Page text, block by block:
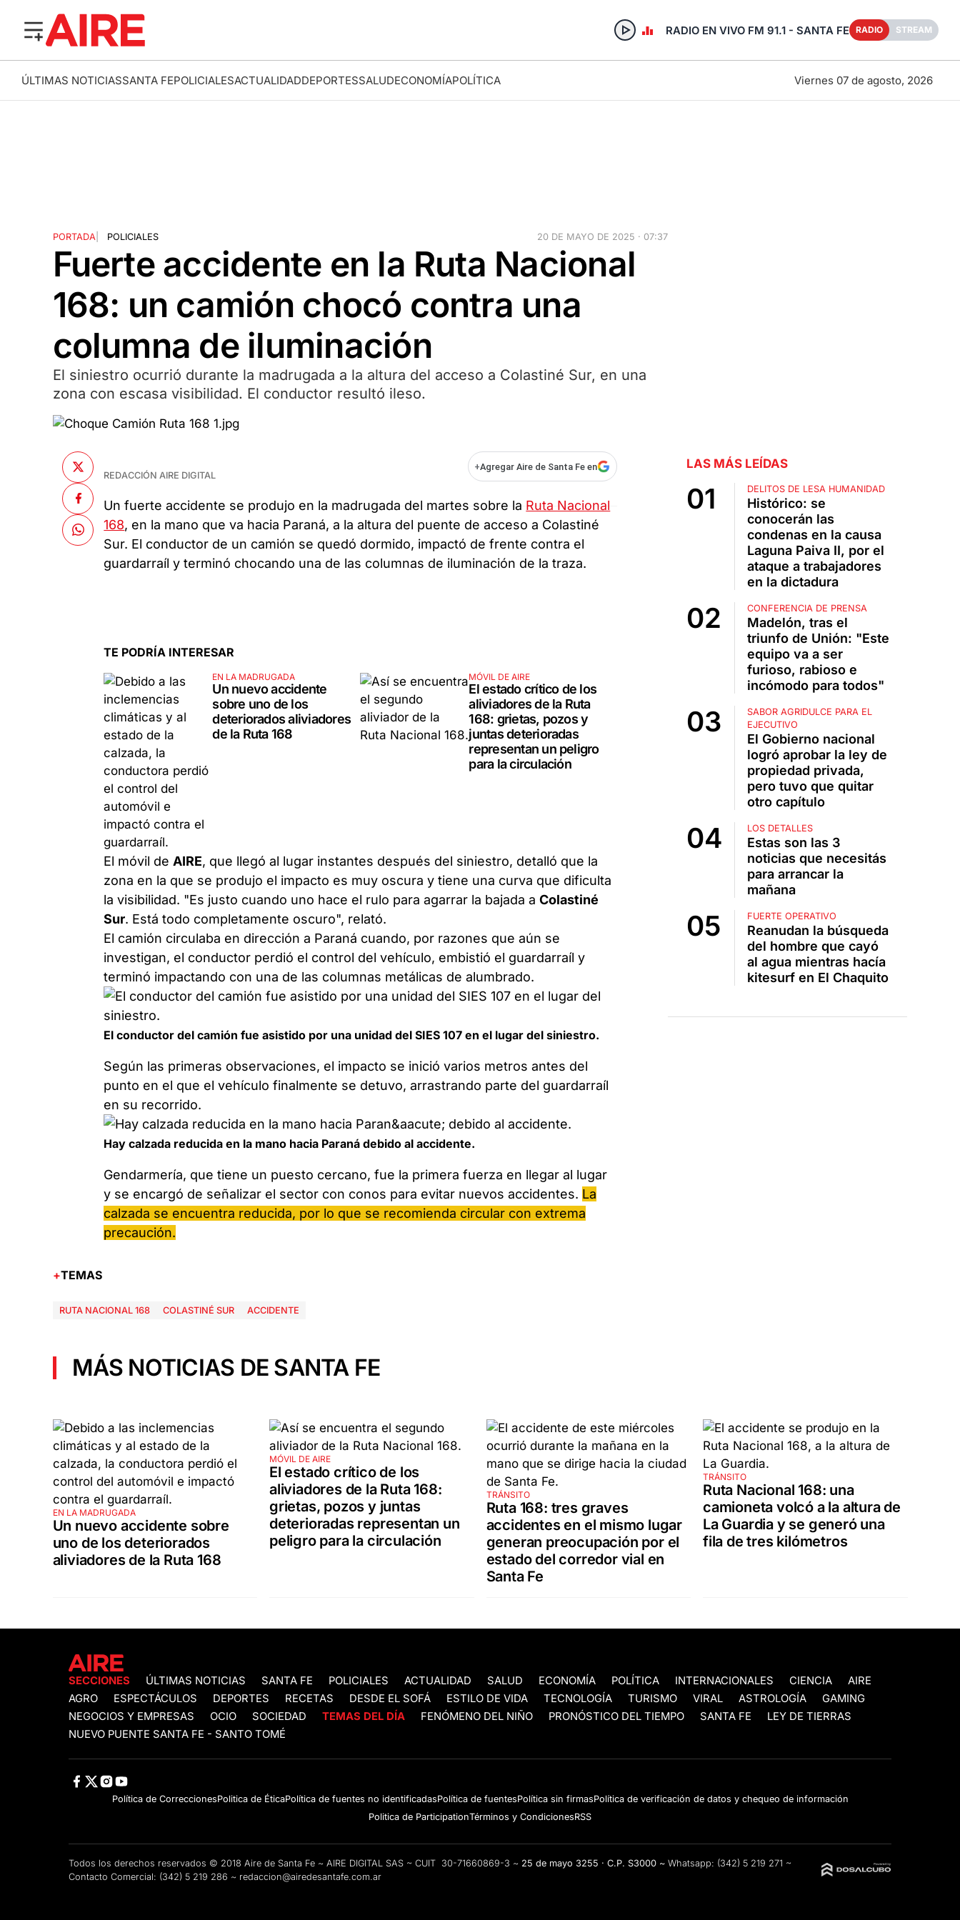
RADIO EN VIVO FM 91.1 - SANTA FE RADIO STREAM
ÚLTIMAS NOTICIASSANTA FEPOLICIALESACTUALIDADDEPORTESSALUDECONOMÍAPOLÍTICA Viernes 07 de agosto, 2026
PORTADA| POLICIALES 20 DE MAYO DE 2025 · 07:37
Fuerte accidente en la Ruta Nacional
168: un camión chocó contra una
columna de iluminación
El siniestro ocurrió durante la madrugada a la altura del acceso a Colastiné Sur, en una
zona con escasa visibilidad. El conductor resultó ileso.
REDACCIÓN AIRE DIGITAL
+Agregar Aire de Santa Fe en
Un fuerte accidente se produjo en la madrugada del martes sobre la Ruta Nacional
168, en la mano que va hacia Paraná, a la altura del puente de acceso a Colastiné
Sur. El conductor de un camión se quedó dormido, impactó de frente contra el
guardarraíl y terminó chocando una de las columnas de iluminación de la traza.
TE PODRÍA INTERESAR
EN LA MADRUGADA
Un nuevo accidente
sobre uno de los
deteriorados aliviadores
de la Ruta 168
MÓVIL DE AIRE
El estado crítico de los
aliviadores de la Ruta
168: grietas, pozos y
juntas deterioradas
representan un peligro
para la circulación
El móvil de AIRE, que llegó al lugar instantes después del siniestro, detalló que la
zona en la que se produjo el impacto es muy oscura y tiene una curva que dificulta
la visibilidad. "Es justo cuando uno hace el rulo para agarrar la bajada aColastiné
Sur. Está todo completamente oscuro", relató.
El camión circulaba en dirección a Paraná cuando, por razones que aún se
investigan, el conductor perdió el control del vehículo, embistió el guardarraíl y
terminó impactando con una de las columnas metálicas de alumbrado.
El conductor del camión fue asistido por una unidad del SIES 107 en el lugar del siniestro.
Según las primeras observaciones, el impacto se inició varios metros antes del
punto en el que el vehículo finalmente se detuvo, arrastrando parte del guardarraíl
en su recorrido.
Hay calzada reducida en la mano hacia Paraná debido al accidente.
Gendarmería, que tiene un puesto cercano, fue la primera fuerza en llegar al lugar
y se encargó de señalizar el sector con conos para evitar nuevos accidentes. La
calzada se encuentra reducida, por lo que se recomienda circular con extrema
precaución.
LAS MÁS LEÍDAS
DELITOS DE LESA HUMANIDAD
Histórico: se
conocerán las
condenas en la causa
Laguna Paiva II, por el
ataque a trabajadores
en la dictadura
CONFERENCIA DE PRENSA
Madelón, tras el
triunfo de Unión: "Este
equipo va a ser
furioso, rabioso e
incómodo para todos"
SABOR AGRIDULCE PARA EL
EJECUTIVO
El Gobierno nacional
logró aprobar la ley de
propiedad privada,
pero tuvo que quitar
otro capítulo
LOS DETALLES
Estas son las 3
noticias que necesitás
para arrancar la
mañana
FUERTE OPERATIVO
Reanudan la búsqueda
del hombre que cayó
al agua mientras hacía
kitesurf en El Chaquito
TEMAS
RUTA NACIONAL 168 COLASTINÉ SUR ACCIDENTE
MÁS NOTICIAS DE SANTA FE
EN LA MADRUGADA
Un nuevo accidente sobre
uno de los deteriorados
aliviadores de la Ruta 168
MÓVIL DE AIRE
El estado crítico de los
aliviadores de la Ruta 168:
grietas, pozos y juntas
deterioradas representan un
peligro para la circulación
TRÁNSITO
Ruta 168: tres graves
accidentes en el mismo lugar
generan preocupación por el
estado del corredor vial en
Santa Fe
TRÁNSITO
Ruta Nacional 168: una
camioneta volcó a la altura de
La Guardia y se generó una
fila de tres kilómetros
SECCIONES ÚLTIMAS NOTICIAS SANTA FE POLICIALES ACTUALIDAD SALUD ECONOMÍA POLÍTICA INTERNACIONALES CIENCIA
AIRE
AGRO
ESPECTÁCULOS DEPORTES RECETAS DESDE EL SOFÁ ESTILO DE VIDA TECNOLOGÍA TURISMO VIRAL ASTROLOGÍA
GAMING
NEGOCIOS Y EMPRESAS
OCIO SOCIEDAD TEMAS DEL DÍA FENÓMENO DEL NIÑO PRONÓSTICO DEL TIEMPO SANTA FE
LEY DE TIERRAS
NUEVO PUENTE SANTA FE - SANTO TOMÉ
Política de CorreccionesPolitica de ÉticaPolítica de fuentes no identificadasPolítica de fuentesPolítica sin firmasPolítica de verificación de datos y chequeo de información
Politica de ParticipationTérminos y CondicionesRSS
Todos los derechos reservados © 2018 Aire de Santa Fe ~ AIRE DIGITAL SAS ~ CUIT 30-71660869-3 ~ 25 de mayo 3255 · C.P. S3000 ~ Whatsapp: (342) 5 219 271 ~
Contacto Comercial: (342) 5 219 286 ~ redaccion@airedesantafe.com.ar